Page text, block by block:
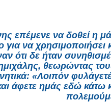
επέμενε να δοθεί η
για να χρησιμοποιήσει
ότι δε ήταν
θεωρώντας
«Λοιπόν
άφετε ημάς εδώ κάτω